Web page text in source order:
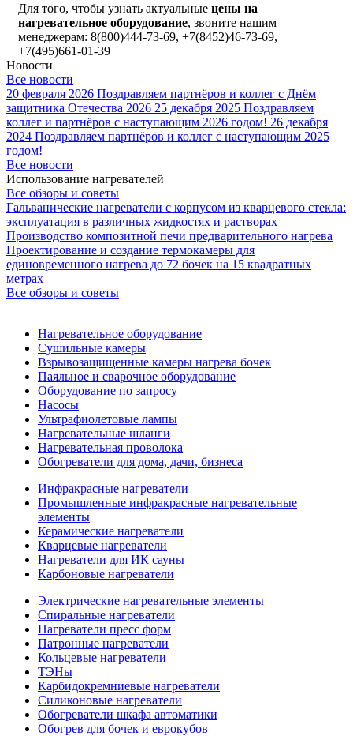
Для того, чтобы узнать актуальные цены на
нагревательное оборудование, звоните нашим
менеджерам: 8(800)444-73-69, +7(8452)46-73-69,
+7(495)661-01-39
Новости
Все новости
20 февраля 2026 Поздравляем партнёров и коллег с Днём
защитника Отечества 2026 25 декабря 2025 Поздравляем
коллег и партнёров с наступающим 2026 годом! 26 декабря
2024 Поздравляем партнёров и коллег с наступающим 2025
годом!
Все новости
Использование нагревателей
Все обзоры и советы
Гальванические нагреватели с корпусом из кварцевого стекла:
эксплуатация в различных жидкостях и растворах
Производство композитной печи предварительного нагрева
Проектирование и создание термокамеры для
единовременного нагрева до 72 бочек на 15 квадратных
метрах
Все обзоры и советы
Нагревательное оборудование
Сушильные камеры
Взрывозащищенные камеры нагрева бочек
Паяльное и сварочное оборудование
Оборудование по запросу
Насосы
Ультрафиолетовые лампы
Нагревательные шланги
Нагревательная проволока
Обогреватели для дома, дачи, бизнеса
Инфракрасные нагреватели
Промышленные инфракрасные нагревательные
элементы
Керамические нагреватели
Кварцевые нагреватели
Нагреватели для ИК сауны
Карбоновые нагреватели
Электрические нагревательные элементы
Спиральные нагреватели
Нагреватели пресс форм
Патронные нагреватели
Кольцевые нагреватели
ТЭНы
Карбидокремниевые нагреватели
Силиконовые нагреватели
Обогреватели шкафа автоматики
Обогрев для бочек и еврокубов